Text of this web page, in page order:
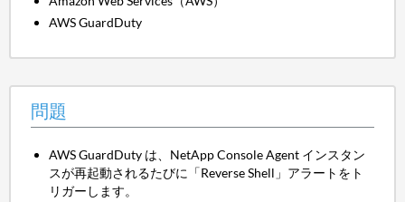
AWS GuardDuty
問題
AWS GuardDuty は、NetApp Console Agent インスタン
スが再起動されるたびに「Reverse Shell」アラートをト
リガーします。